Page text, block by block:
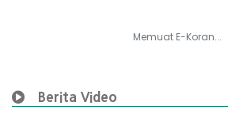
Memuat E-Koran...
Berita Video